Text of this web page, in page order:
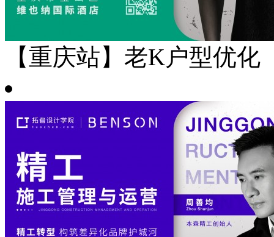
【重庆站】老K户型优化